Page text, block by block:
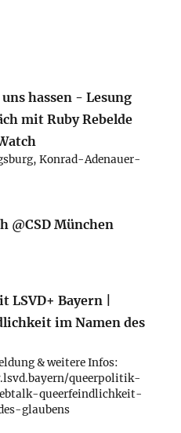
hassen - Lesung
mit Ruby Rebelde
Konrad-Adenauer-
@CSD München
LSVD+ Bayern |
im Namen des
& weitere Infos:
queerpolitik-
queerfeindlichkeit-
glaubens